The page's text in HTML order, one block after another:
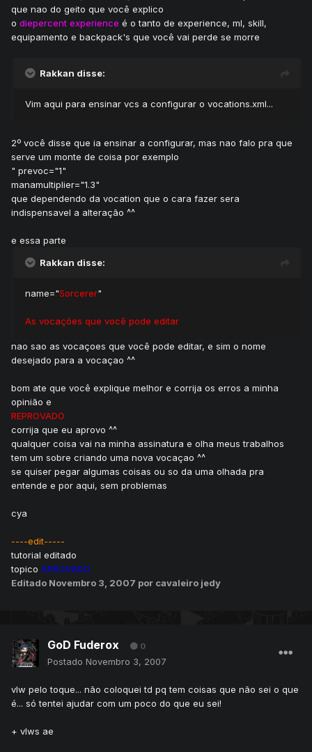
que nao do geito que você explico
o diepercent experience é o tanto de experience, ml, skill,
equipamento e backpack's que você vai perde se morre
Rakkan disse:
Vim aqui para ensinar vcs a configurar o vocations.xml...
2º você disse que ia ensinar a configurar, mas nao falo pra que
serve um monte de coisa por exemplo
" prevoc="1"
manamultiplier="1.3"
que dependendo da vocation que o cara fazer sera
indispensavel a alteração ^^
e essa parte
Rakkan disse:
name="Sorcerer"
As vocações que você pode editar
nao sao as vocaçoes que você pode editar, e sim o nome
desejado para a vocaçao ^^
bom ate que você explique melhor e corrija os erros a minha
opinião e
REPROVADO
corrija que eu aprovo ^^
qualquer coisa vai na minha assinatura e olha meus trabalhos
tem um sobre criando uma nova vocaçao ^^
se quiser pegar algumas coisas ou so da uma olhada pra
entende e por aqui, sem problemas
cya
----edit-----
tutorial editado
topico APROVADO
Editado Novembro 3, 2007 por cavaleiro jedy
GoD Fuderox 0
Postado Novembro 3, 2007
vlw pelo toque... não coloquei td pq tem coisas que não sei o que
é... só tentei ajudar com um poco do que eu sei!
+ vlws ae